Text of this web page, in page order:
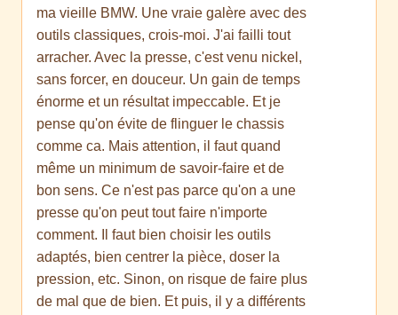
ma vieille BMW. Une vraie galère avec des
outils classiques, crois-moi. J'ai failli tout
arracher. Avec la presse, c'est venu nickel,
sans forcer, en douceur. Un gain de temps
énorme et un résultat impeccable. Et je
pense qu'on évite de flinguer le chassis
comme ca. Mais attention, il faut quand
même un minimum de savoir-faire et de
bon sens. Ce n'est pas parce qu'on a une
presse qu'on peut tout faire n'importe
comment. Il faut bien choisir les outils
adaptés, bien centrer la pièce, doser la
pression, etc. Sinon, on risque de faire plus
de mal que de bien. Et puis, il y a différents